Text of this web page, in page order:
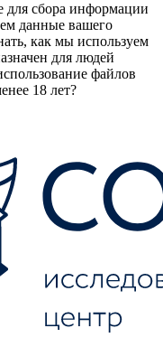
для сбора информации
данные вашего
как мы используем
для людей
файлов
18 лет?